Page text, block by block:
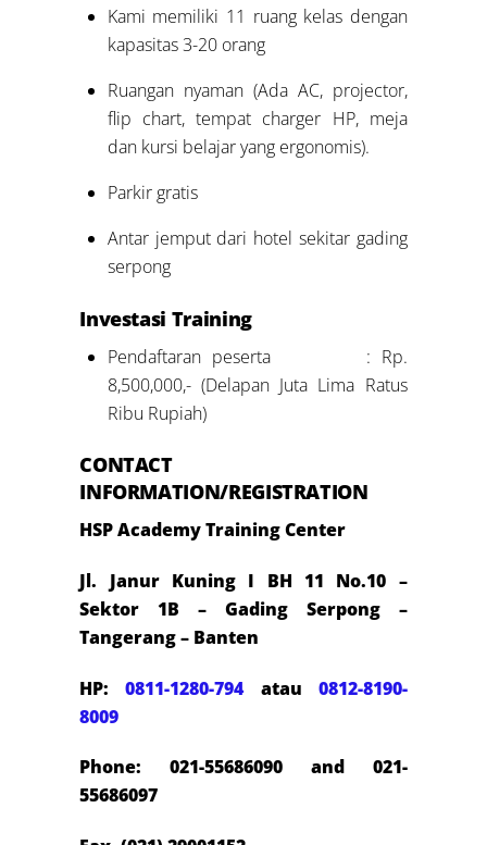
Kami memiliki 11 ruang kelas dengan
kapasitas 3-20 orang
Ruangan nyaman (Ada AC, projector,
flip chart, tempat charger HP, meja
dan kursi belajar yang ergonomis).
Parkir gratis
Antar jemput dari hotel sekitar gading
serpong
Investasi Training
Pendaftaran peserta : Rp.
8,500,000,- (Delapan Juta Lima Ratus
Ribu Rupiah)
CONTACT
INFORMATION/REGISTRATION
HSP Academy Training Center
Jl. Janur Kuning I BH 11 No.10 –
Sektor 1B – Gading Serpong –
Tangerang – Banten
HP:0811-1280-794atau 0812-8190-
8009
Phone: 021-55686090 and 021-
55686097